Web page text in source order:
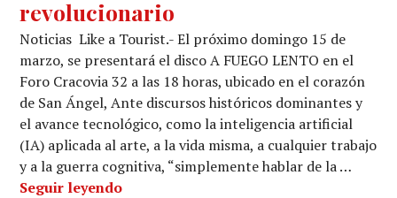
revolucionario
Noticias Like a Tourist.- El próximo domingo 15 de
marzo, se presentará el disco A FUEGO LENTO en el
Foro Cracovia 32 a las 18 horas, ubicado en el corazón
de San Ángel, Ante discursos históricos dominantes y
el avance tecnológico, como la inteligencia artificial
(IA) aplicada al arte, a la vida misma, a cualquier trabajo
y a la guerra cognitiva, “simplemente hablar de la …
Seguir leyendoA fuego lento un disco necesario y